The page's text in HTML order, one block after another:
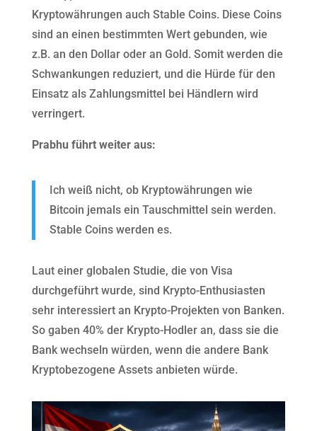
Kryptowährungen auch Stable Coins. Diese Coins
sind an einen bestimmten Wert gebunden, wie
z.B. an den Dollar oder an Gold. Somit werden die
Schwankungen reduziert, und die Hürde für den
Einsatz als Zahlungsmittel bei Händlern wird
verringert.
Prabhu führt weiter aus:
Ich weiß nicht, ob Kryptowährungen wie
Bitcoin jemals ein Tauschmittel sein werden.
Stable Coins werden es.
Laut einer globalen Studie, die von Visa
durchgeführt wurde, sind Krypto-Enthusiasten
sehr interessiert an Krypto-Projekten von Banken.
So gaben 40% der Krypto-Hodler an, dass sie die
Bank wechseln würden, wenn die andere Bank
Kryptobezogene Assets anbieten würde.